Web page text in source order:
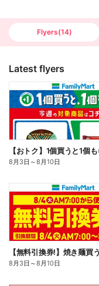
Flyers(14)
Latest flyers
8月3日 ～8月10日
8月3日 ～8月10日